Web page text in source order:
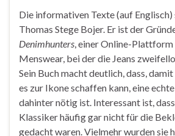
Die informativen Texte (auf Englisch)
Thomas Stege Bojer. Er ist der
Denimhunters, einer Online-
Menswear, bei der die Jeans
Sein Buch macht deutlich, dass,
es zur Ikone schaffen kann, eine
dahinter nötig ist. Interessant ist,
Klassiker häufig gar nicht für die
gedacht waren. Vielmehr wurden sie